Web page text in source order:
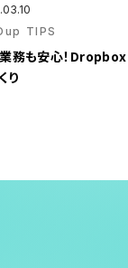
TIPS
務も安心！
り